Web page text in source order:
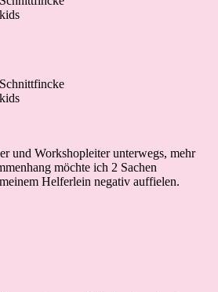
und Workshopleiter unterwegs, mehr
möchte ich 2 Sachen
Helferlein negativ auffielen.